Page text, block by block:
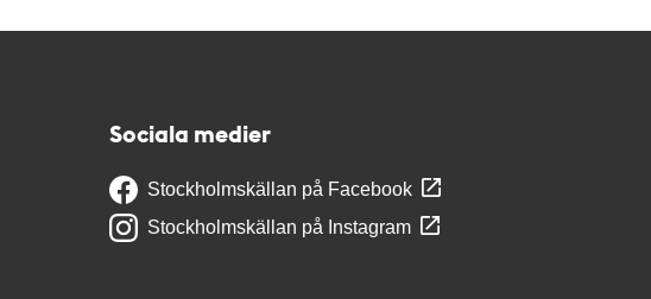
Sociala medier
Stockholmskällan på Facebook
Stockholmskällan på Instagram